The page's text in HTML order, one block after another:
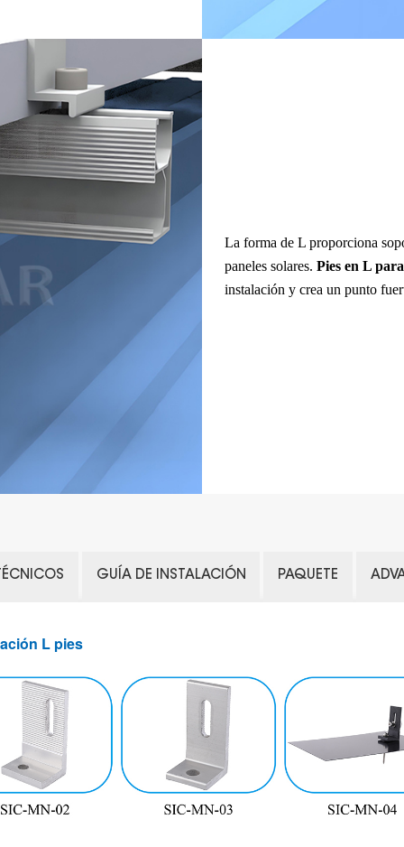
La forma de L proporciona
paneles solares. Pies en L
instalación y crea un punto
GUÍA DE INSTALACIÓN PAQUETE
L pies